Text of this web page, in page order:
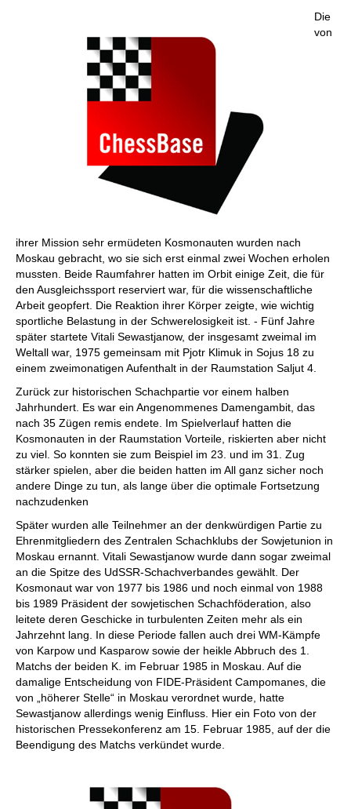
Die
von
ihrer Mission sehr ermüdeten Kosmonauten wurden nach
Moskau gebracht, wo sie sich erst einmal zwei Wochen erholen
mussten. Beide Raumfahrer hatten im Orbit einige Zeit, die für
den Ausgleichssport reserviert war, für die wissenschaftliche
Arbeit geopfert. Die Reaktion ihrer Körper zeigte, wie wichtig
sportliche Belastung in der Schwerelosigkeit ist. - Fünf Jahre
später startete Vitali Sewastjanow, der insgesamt zweimal im
Weltall war, 1975 gemeinsam mit Pjotr Klimuk in Sojus 18 zu
einem zweimonatigen Aufenthalt in der Raumstation Saljut 4.
Zurück zur historischen Schachpartie vor einem halben
Jahrhundert. Es war ein Angenommenes Damengambit, das
nach 35 Zügen remis endete. Im Spielverlauf hatten die
Kosmonauten in der Raumstation Vorteile, riskierten aber nicht
zu viel. So konnten sie zum Beispiel im 23. und im 31. Zug
stärker spielen, aber die beiden hatten im All ganz sicher noch
andere Dinge zu tun, als lange über die optimale Fortsetzung
nachzudenken
Später wurden alle Teilnehmer an der denkwürdigen Partie zu
Ehrenmitgliedern des Zentralen Schachklubs der Sowjetunion in
Moskau ernannt. Vitali Sewastjanow wurde dann sogar zweimal
an die Spitze des UdSSR-Schachverbandes gewählt. Der
Kosmonaut war von 1977 bis 1986 und noch einmal von 1988
bis 1989 Präsident der sowjetischen Schachföderation, also
leitete deren Geschicke in turbulenten Zeiten mehr als ein
Jahrzehnt lang. In diese Periode fallen auch drei WM-Kämpfe
von Karpow und Kasparow sowie der heikle Abbruch des 1.
Matchs der beiden K. im Februar 1985 in Moskau. Auf die
damalige Entscheidung von FIDE-Präsident Campomanes, die
von „höherer Stelle“ in Moskau verordnet wurde, hatte
Sewastjanow allerdings wenig Einfluss. Hier ein Foto von der
historischen Pressekonferenz am 15. Februar 1985, auf der die
Beendigung des Matchs verkündet wurde.